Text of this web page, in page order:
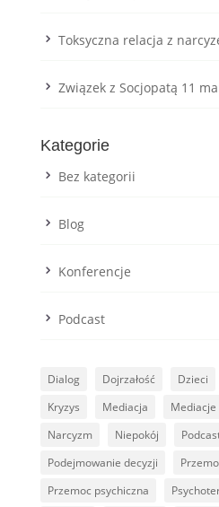
Toksyczna relacja z
Związek z Socjopatą 11
Kategorie
Bez kategorii
Blog
Konferencje
Podcast
Dialog Dojrzałość Dzieci
Kryzys
Mediacja Mediacje
Narcyzm
Niepokój
Podejmowanie decyzji
Przemoc psychiczna